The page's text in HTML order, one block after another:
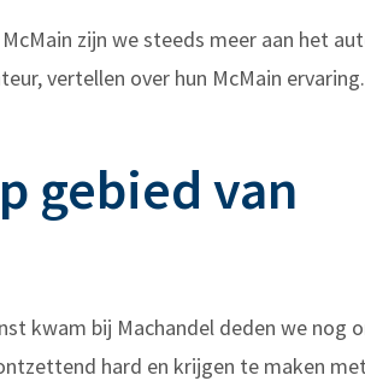
zijn we steeds meer aan het
vertellen over hun McMain ervaring.
gebied van
kwam bij Machandel deden we
hard en krijgen te maken